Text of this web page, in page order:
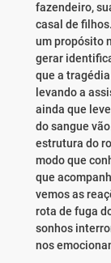
fazendeiro,
casal de
um propósito
gerar
que a
levando a
ainda que
do sangue
estrutura do
modo que
que
vemos as
rota de fuga
sonhos
nos